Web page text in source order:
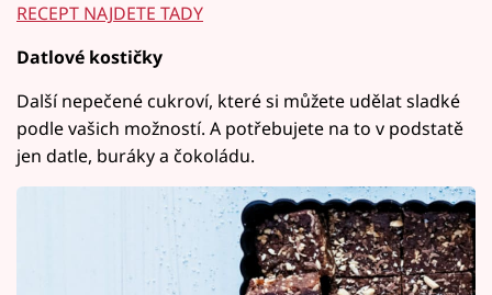
RECEPT NAJDETE TADY
Datlové kostičky
Další nepečené cukroví, které si můžete udělat sladké
podle vašich možností. A potřebujete na to v podstatě
jen datle, buráky a čokoládu.